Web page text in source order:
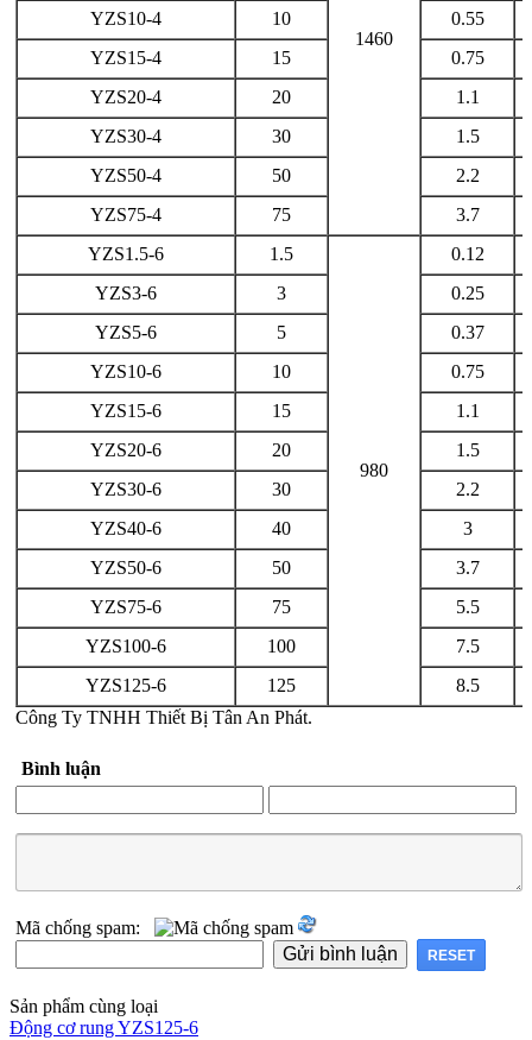
1460
YZS10-4 10
0.55
YZS15-4
15
0.75
YZS20-4
20
1.1
YZS30-4
30
1.5
YZS50-4
50
2.2
YZS75-4
75
3.7
YZS1.5-6
1.5
980
0.12
YZS3-6
3
0.25
YZS5-6
5
0.37
YZS10-6
10
0.75
YZS15-6
15
1.1
YZS20-6
20
1.5
YZS30-6
30
2.2
YZS40-6
40
3
YZS50-6
50
3.7
YZS75-6
75
5.5
YZS100-6
100
7.5
YZS125-6
125
8.5
Công Ty TNHH Thiết Bị Tân An Phát.
Bình luận
Mã chống spam:
Sản phẩm cùng loại
Động cơ rung YZS125-6